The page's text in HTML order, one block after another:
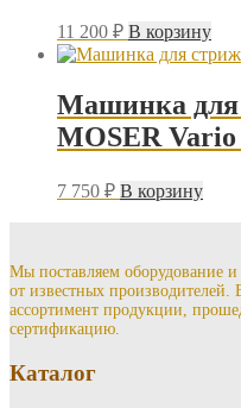
11 200 ₽ В корзину
Машинка для
MOSER
7 750 ₽ В корзину
Мы поставляем оборудование
от известных производителей.
ассортимент продукции,
сертификацию.
Каталог